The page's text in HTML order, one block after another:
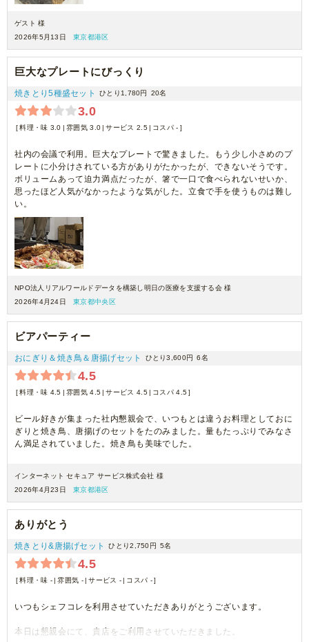
ゲスト 様
2026年5月13日
東京都港区
巨大なプレートにびっくり
焼きとり5種盛セット ひとり1,780円 20名
3.0
料理・味 3.0 雰囲気 3.0 サービス 2.5 コスパ -
社内の会議で利用。巨大なプレートで驚きました。もう少し小さめのプ
レートに小分けされている方がありがたかったが、できないそうです。
ボリュームあって迫力満点だったが、箸で一口で食べられないせいか、
思ったほど人気がなかったような気がした。立食で手を使うものは難し
い。
NPO法人リアルワールドデータを構築し明日の医療を支援する会 様
2026年4月24日
東京都中央区
ビアパーティー
おにぎり＆焼き鳥＆唐揚げセット ひとり3,600円 6名
4.5
料理・味 4.5 雰囲気 4.5 サービス 4.5 コスパ 4.5
ビール好きが集まった社内懇親会で、いつもとは違うお料理としておに
ぎりと焼き鳥、唐揚げのセットをたのみました。量もたっぷりでみなさ
ん満足されていました。焼き鳥も美味でした。
インターネット セキュア サービス株式会社 様
2026年4月23日
東京都港区
ありがとう
焼きとり&唐揚げセット ひとり2,750円 5名
4.5
料理・味 - 雰囲気 - サービス - コスパ -
いつもシェフコレを利用させていただきありがとうございます。
本日は懇親会にて、貴店をご利用させていただきました。